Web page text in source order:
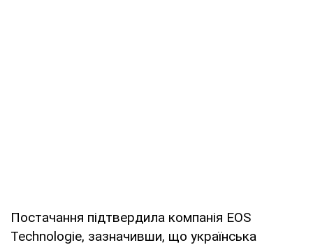
Постачання підтвердила компанія EOS
Technologie, зазначивши, що українська